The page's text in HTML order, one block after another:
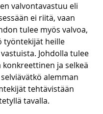
valvontavastuu eli
ei riitä, vaan
tulee myös valvoa,
työntekijät heille
Johdolla tulee
ja selkeä
alemman
tehtävistään
tavalla.